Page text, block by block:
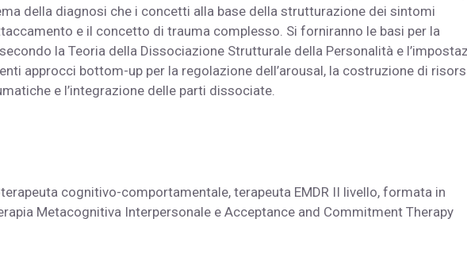
della diagnosi che i concetti alla base della strutturazione dei sintomi
e il concetto di trauma complesso. Si forniranno le basi per la
la Teoria della Dissociazione Strutturale della Personalità e
approcci bottom-up per la regolazione dell’arousal, la costruzione di
e l’integrazione delle parti dissociate.
cognitivo-comportamentale, terapeuta EMDR II livello, formata in
Metacognitiva Interpersonale e Acceptance and Commitment Therapy